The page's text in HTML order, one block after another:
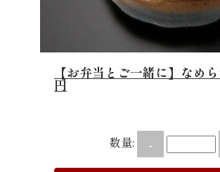
【お弁当とご一緒に】なめ
円
数量: -